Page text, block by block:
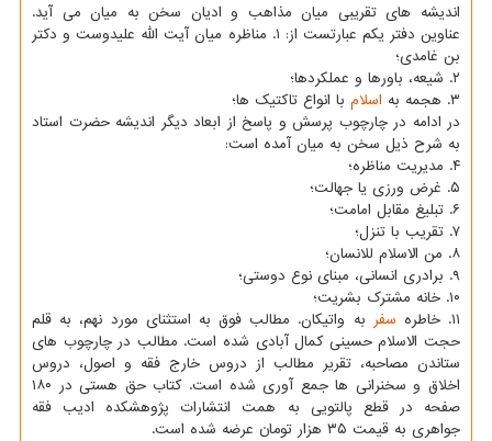
اندیشه های تقریبی میان مذاهب و ادیان سخن به میان می آید.
عناوین دفتر یکم عبارتست از: ۱. مناظره میان آیت اللّه علیدوست و دکتر
بن غامدی؛
۲. شیعه، باورها و عملکردها؛
۳. هجمه به
اسلام با انواع تاکتیک ها؛
در ادامه در چارچوب پرسش و پاسخ از ابعاد دیگر اندیشه حضرت استاد
به شرح ذیل سخن به میان آمده است:
۴. مدیریت مناظره؛
۵. غرض ورزی یا جهالت؛
۶. تبلیغ مقابل امامت؛
۷. تقریب با تنزل؛
۸. من الاسلام للانسان؛
۹. برادری انسانی، مبنای نوع دوستی؛
۱۰. خانه مشترک بشریت؛
۱۱. خاطره
سفر به واتیکان. مطالب فوق به استثنای مورد نهم، به قلم
حجت الاسلام حسینی کمال آبادی شده است. مطالب در چارچوب های
ستاندن مصاحبه، تقریر مطالب از دروس خارج فقه و اصول، دروس
اخلاق و سخنرانی ها جمع آوری شده است. کتاب حق هستی در ۱۸۰
صفحه در قطع پالتویی به همت انتشارات پژوهشکده ادیب فقه
جواهری به قیمت ۳۵ هزار تومان عرضه شده است.